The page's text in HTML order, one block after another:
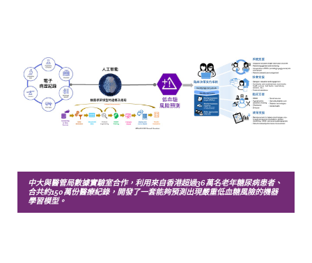
中大與醫管局數據實驗室合作，利用來自香港超過36萬名老年糖尿病患者、
合共約150萬份醫療紀錄，開發了一套能夠預測出現嚴重低血糖風險的機器
學習模型。